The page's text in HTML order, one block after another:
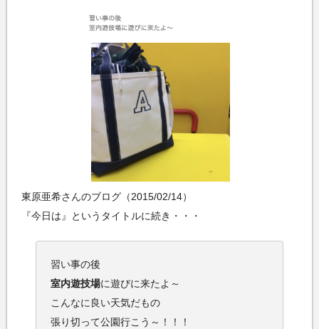
東原亜希さんのブログ（2015/02/14）
『今日は』というタイトルに続き・・・
習い事の後
室内遊技場に遊びに来たよ～
こんなに良い天気だもの
張り切って公園行こう～！！！